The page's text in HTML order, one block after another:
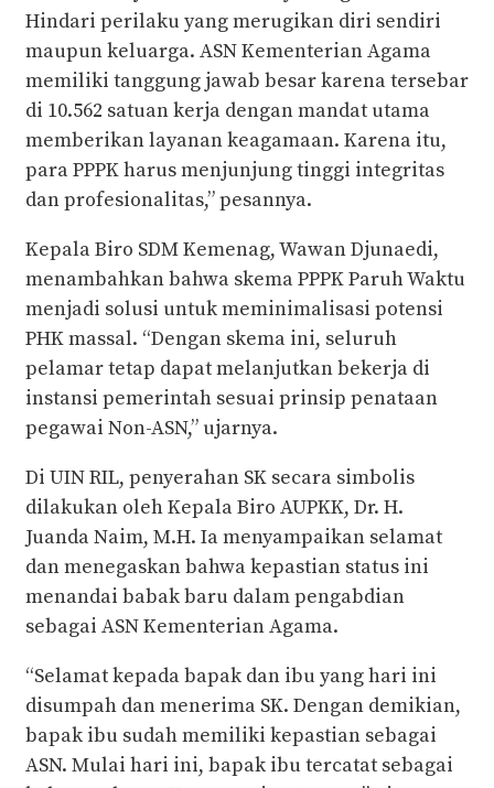
Hindari perilaku yang merugikan diri sendiri
maupun keluarga. ASN Kementerian Agama
memiliki tanggung jawab besar karena tersebar
di 10.562 satuan kerja dengan mandat utama
memberikan layanan keagamaan. Karena itu,
para PPPK harus menjunjung tinggi integritas
dan profesionalitas,” pesannya.
Kepala Biro SDM Kemenag, Wawan Djunaedi,
menambahkan bahwa skema PPPK Paruh Waktu
menjadi solusi untuk meminimalisasi potensi
PHK massal. “Dengan skema ini, seluruh
pelamar tetap dapat melanjutkan bekerja di
instansi pemerintah sesuai prinsip penataan
pegawai Non-ASN,” ujarnya.
Di UIN RIL, penyerahan SK secara simbolis
dilakukan oleh Kepala Biro AUPKK, Dr. H.
Juanda Naim, M.H. Ia menyampaikan selamat
dan menegaskan bahwa kepastian status ini
menandai babak baru dalam pengabdian
sebagai ASN Kementerian Agama.
“Selamat kepada bapak dan ibu yang hari ini
disumpah dan menerima SK. Dengan demikian,
bapak ibu sudah memiliki kepastian sebagai
ASN. Mulai hari ini, bapak ibu tercatat sebagai